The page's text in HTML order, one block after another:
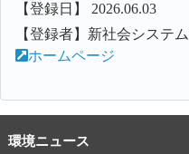
【登録日】 2026.06.03
【登録者】新社会システ
ホームページ
環境ニュース